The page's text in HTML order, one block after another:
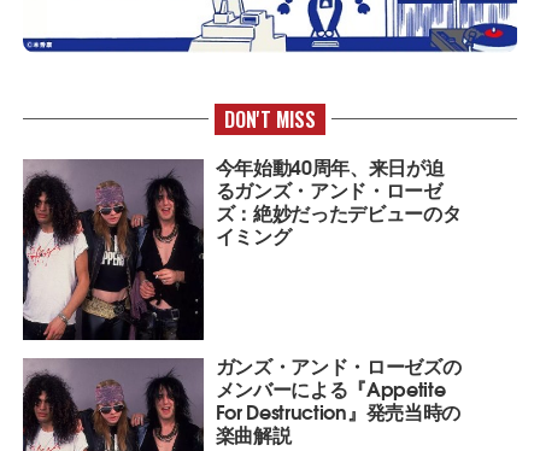
DON'T MISS
今年始動40周年、来日が迫
るガンズ・アンド・ローゼ
ズ：絶妙だったデビューのタ
イミング
ガンズ・アンド・ローゼズの
メンバーによる『Appetite
For Destruction』発売当時の
楽曲解説